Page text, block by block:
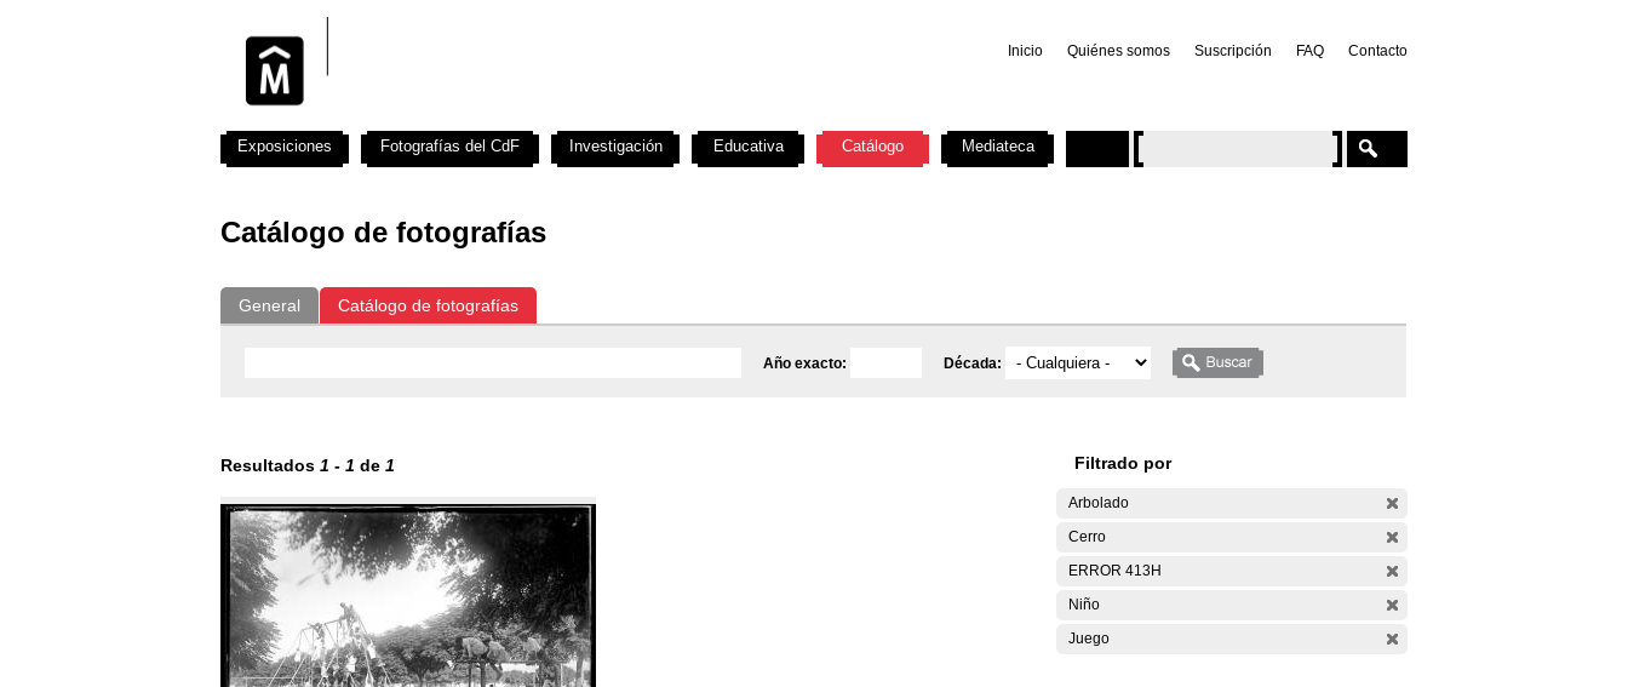
Inicio Quiénes somos Suscripción FAQ Contacto
Catálogo de fotografías
General Catálogo de fotografías
Año exacto: Década:
Resultados 1 - 1 de 1 Filtrado por
Arbolado
Cerro
ERROR 413H
Niño
Juego
Exposiciones Fotografías del CdF Investigación Educativa Catálogo Mediateca